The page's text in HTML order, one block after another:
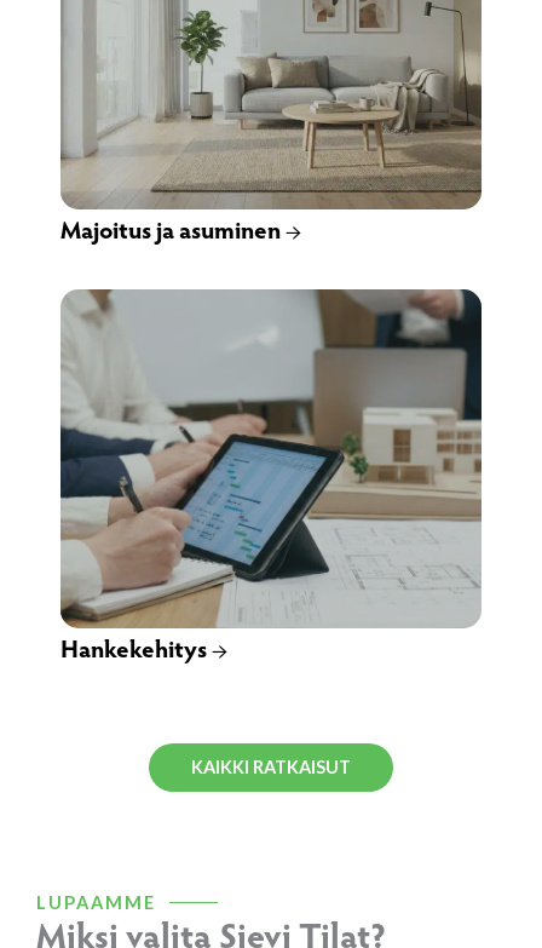
Majoitus ja asuminen →
Hankekehitys →
KAIKKI RATKAISUT
LUPAAMME
Miksi valita Sievi Tilat?